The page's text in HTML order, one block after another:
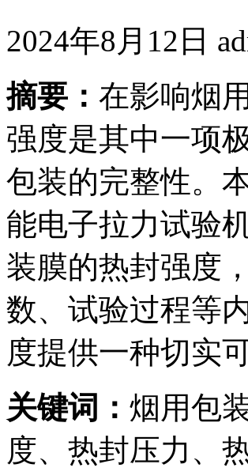
2024年8月12日
摘要： 在影响烟
强度是其中一项
包装的完整性。
能电子拉力试验
装膜的热封强度
数、试验过程等
度提供一种切实
关键词： 烟用包
度、热封压力、